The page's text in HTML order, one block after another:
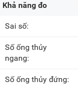
Khả năng đo
Sai số:
Số ống thủy
ngang:
Số ống thủy đứng: